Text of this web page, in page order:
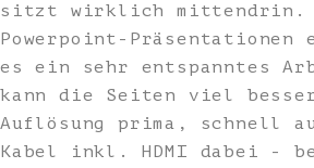
sitzt wirklich mittendrin.
Powerpoint-
es ein sehr entspanntes
kann die Seiten viel
Auflösung prima, schnell
Kabel inkl. HDMI dabei -